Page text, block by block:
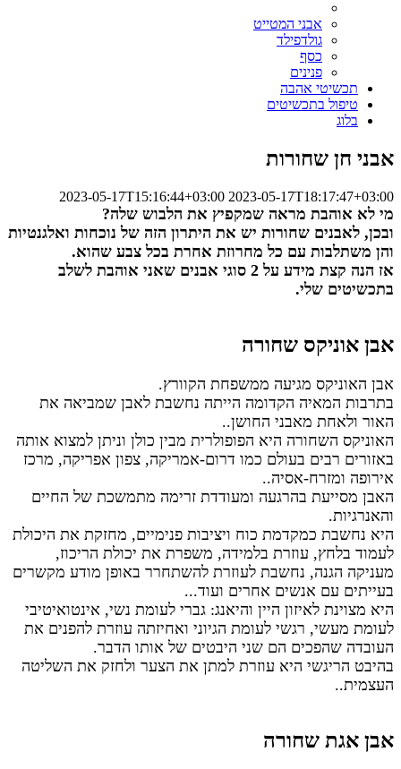
אבני המטייט
גולדפילד
כסף
פנינים
תכשיטי אהבה
טיפול בתכשיטים
בלוג
אבני חן שחורות
2023-05-17T15:16:44+03:00 2023-05-17T18:17:47+03:00
מי לא אוהבת מראה שמקפיץ את הלבוש שלה?
ובכן, לאבנים שחורות יש את היתרון הזה של נוכחות ואלגנטיות
והן משתלבות עם כל מחרוזת אחרת בכל צבע שהוא.
אז הנה קצת מידע על 2 סוגי אבנים שאני אוהבת לשלב
בתכשיטים שלי.
אבן אוניקס שחורה
אבן האוניקס מגיעה ממשפחת הקוורץ.
בתרבות המאיה הקדומה הייתה נחשבת לאבן שמביאה את
האור ולאחת מאבני החושן..
האוניקס השחורה היא הפופולרית מבין כולן וניתן למצוא אותה
באזורים רבים בעולם כמו דרום-אמריקה, צפון אפריקה, מרכז
אירופה ומזרח-אסיה..
האבן מסייעת בהרגעה ומעודדת זרימה מתמשכת של החיים
והאנרגיות.
היא נחשבת כמקדמת כוח ויציבות פנימיים, מחזקת את היכולת
לעמוד בלחץ, עוזרת בלמידה, משפרת את יכולת הריכוז,
מעניקה הגנה, נחשבת לעוזרת להשתחרר באופן מודע מקשרים
בעייתים עם אנשים אחרים ועוד...
היא מצוינת לאיזון היין והיאנג: גברי לעומת נשי, אינטואיטיבי
לעומת מעשי, רגשי לעומת הגיוני ואחיזתה עוזרת להפנים את
העובדה שהפכים הם שני היבטים של אותו הדבר.
בהיבט הריגשי היא עוזרת למתן את הצער ולחזק את השליטה
העצמית..
אבן אגת שחורה